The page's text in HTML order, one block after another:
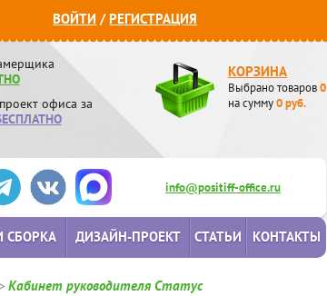
ВОЙТИ /РЕГИСТРАЦИЯ
офиса за
КОРЗИНА
Выбрано товаров0
на сумму0руб.
info@positiff-office.ru
СБОРКА ДИЗАЙН-ПРОЕКТ СТАТЬИ КОНТАКТЫ
> Кабинет руководителя Статус